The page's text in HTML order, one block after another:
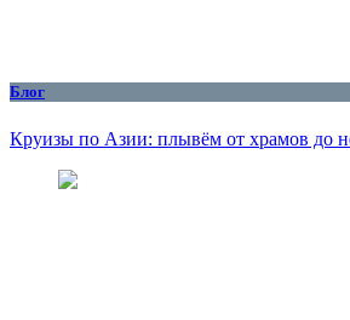
Блог
Круизы по Азии: плывём от храмов до